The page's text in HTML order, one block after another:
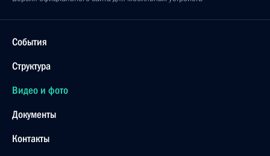
События
Структура
Видео и фото
Документы
Контакты